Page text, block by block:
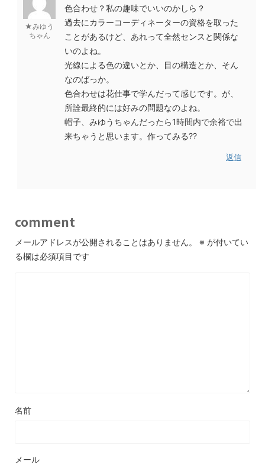
★みゆう
ちゃん
色合わせ？私の趣味でいいのかしら？
過去にカラーコーディネーターの資格を取った
ことがあるけど、あれって全然センスと関係な
いのよね。
光線による色の違いとか、目の構造とか、そん
なのばっか。
色合わせは花仕事で学んだって感じです。が、
所詮最終的には好みの問題なのよね。
帽子、みゆうちゃんだったら1時間内で余裕で出
来ちゃうと思います。作ってみる??
返信
comment
メールアドレスが公開されることはありません。 ※ が付いてい
る欄は必須項目です
名前
メール